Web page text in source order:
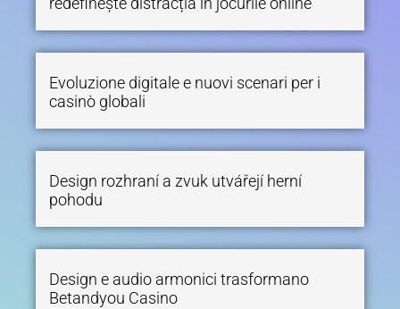
Evoluzione digitale e nuovi scenari per i
casinò globali
Design rozhraní a zvuk utvářejí herní
pohodu
Design e audio armonici trasformano
Betandyou Casino